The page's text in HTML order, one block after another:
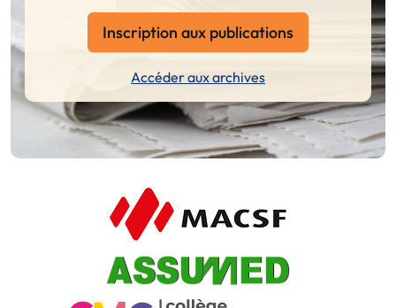
Inscription aux publications
Accéder aux archives